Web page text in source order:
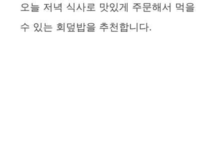
오늘 저녁 식사로 맛있게 주문해서 먹을
수 있는 회덮밥을 추천합니다.